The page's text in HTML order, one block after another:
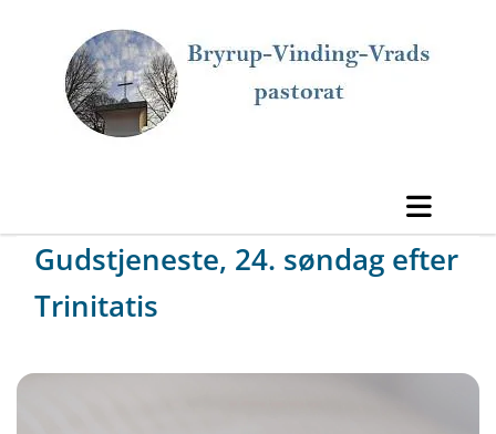
Gudstjeneste, 24. søndag efter
Trinitatis